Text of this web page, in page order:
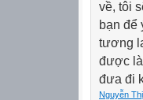
về, tôi
bạn để
tương
được
đưa đi
Nguyễn